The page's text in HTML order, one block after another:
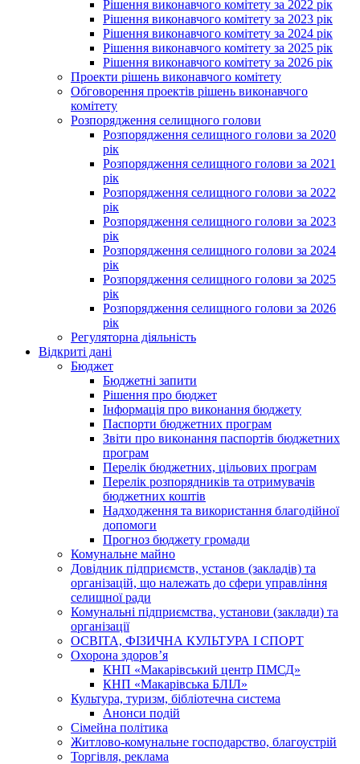
Рішення виконавчого комітету за 2022 рік
Рішення виконавчого комітету за 2023 рік
Рішення виконавчого комітету за 2024 рік
Рішення виконавчого комітету за 2025 рік
Рішення виконавчого комітету за 2026 рік
Проекти рішень виконавчого комітету
Обговорення проектів рішень виконавчого
комітету
Розпорядження селищного голови
Розпорядження селищного голови за 2020
рік
Розпорядження селищного голови за 2021
рік
Розпорядження селищного голови за 2022
рік
Розпорядження селищного голови за 2023
рік
Розпорядження селищного голови за 2024
рік
Розпорядження селищного голови за 2025
рік
Розпорядження селищного голови за 2026
рік
Регуляторна діяльність
Відкриті дані
Бюджет
Бюджетні запити
Рішення про бюджет
Інформація про виконання бюджету
Паспорти бюджетних програм
Звіти про виконання паспортів бюджетних
програм
Перелік бюджетних, цільових програм
Перелік розпорядників та отримувачів
бюджетних коштів
Надходження та використання благодійної
допомоги
Прогноз бюджету громади
Комунальне майно
Довідник підприємств, установ (закладів) та
організацій, що належать до сфери управління
селищної ради
Комунальні підприємства, установи (заклади) та
організації
ОСВІТА, ФІЗИЧНА КУЛЬТУРА І СПОРТ
Охорона здоров’я
КНП «Макарівський центр ПМСД»
КНП «Макарівська БЛІЛ»
Культура, туризм, бібліотечна система
Анонси подій
Сімейна політика
Житлово-комунальне господарство, благоустрій
Торгівля, реклама